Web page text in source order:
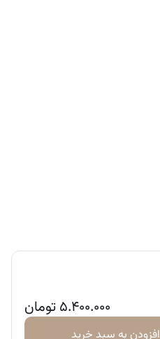
۵.۴۰۰.۰۰۰تومان
افزودن به سبد خرید